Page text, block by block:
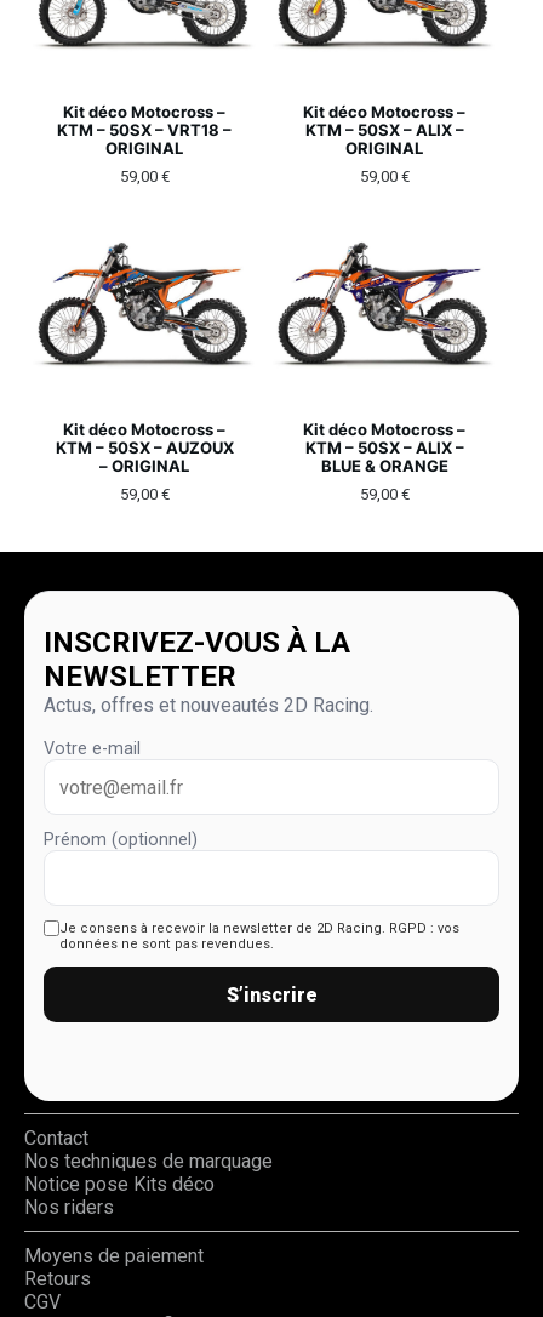
Kit déco Motocross –
KTM – 50SX – VRT18 –
ORIGINAL
59,00 €
Kit déco Motocross –
KTM – 50SX – ALIX –
ORIGINAL
59,00 €
Kit déco Motocross –
KTM – 50SX – AUZOUX
– ORIGINAL
59,00 €
Kit déco Motocross –
KTM – 50SX – ALIX –
BLUE & ORANGE
59,00 €
INSCRIVEZ-VOUS À LA
NEWSLETTER
Actus, offres et nouveautés 2D Racing.
Votre e-mail
Prénom (optionnel)
Je consens à recevoir la newsletter de 2D Racing. RGPD : vos
données ne sont pas revendues.
S’inscrire
Contact
Nos techniques de marquage
Notice pose Kits déco
Nos riders
Moyens de paiement
Retours
CGV